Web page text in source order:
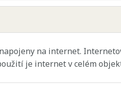
na internet.
je internet v celém